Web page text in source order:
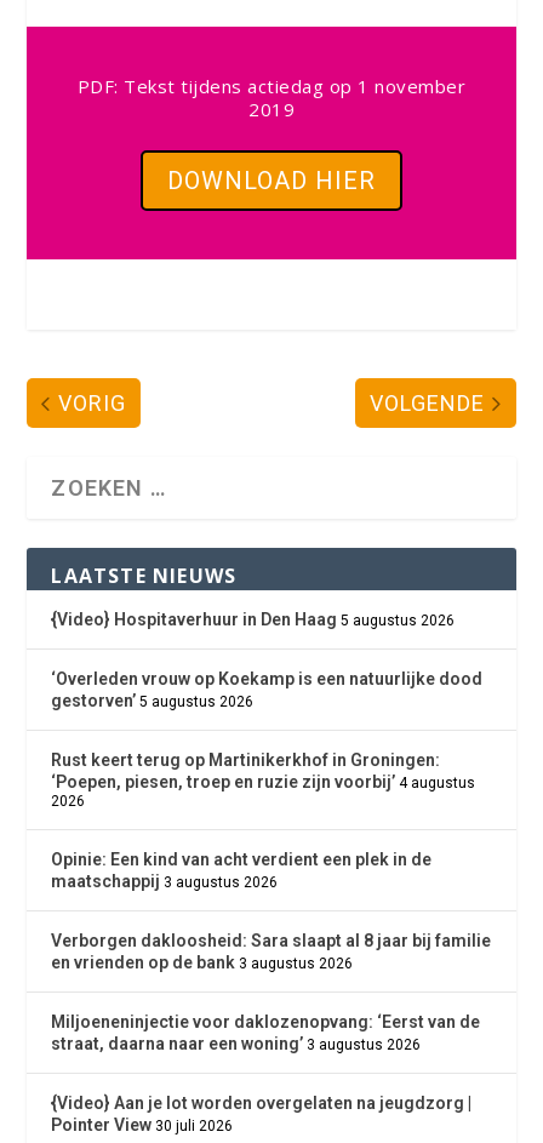
PDF: Tekst tijdens actiedag op 1 november
2019
DOWNLOAD HIER
VORIG VOLGENDE
LAATSTE NIEUWS
{Video} Hospitaverhuur in Den Haag 5 augustus 2026
‘Overleden vrouw op Koekamp is een natuurlijke dood
gestorven’ 5 augustus 2026
Rust keert terug op Martinikerkhof in Groningen:
‘Poepen, piesen, troep en ruzie zijn voorbij’ 4 augustus
2026
Opinie: Een kind van acht verdient een plek in de
maatschappij 3 augustus 2026
Verborgen dakloosheid: Sara slaapt al 8 jaar bij familie
en vrienden op de bank 3 augustus 2026
Miljoeneninjectie voor daklozenopvang: ‘Eerst van de
straat, daarna naar een woning’ 3 augustus 2026
{Video} Aan je lot worden overgelaten na jeugdzorg |
Pointer View 30 juli 2026